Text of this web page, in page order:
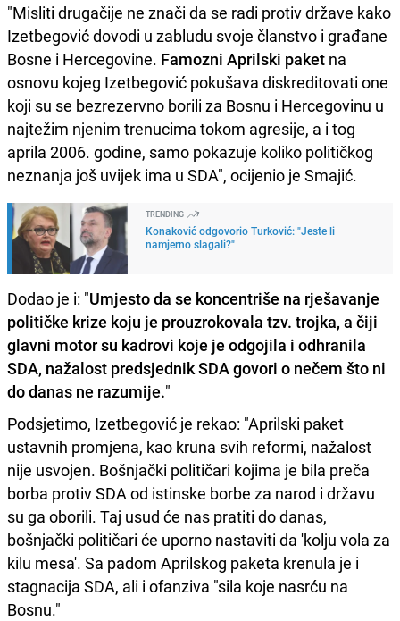
"Misliti drugačije ne znači da se radi protiv države kako
Izetbegović dovodi u zabludu svoje članstvo i građane
Bosne i Hercegovine. Famozni Aprilski paket na
osnovu kojeg Izetbegović pokušava diskreditovati one
koji su se bezrezervno borili za Bosnu i Hercegovinu u
najtežim njenim trenucima tokom agresije, a i tog
aprila 2006. godine, samo pokazuje koliko političkog
neznanja još uvijek ima u SDA", ocijenio je Smajić.
TRENDING
Konaković odgovorio Turković: "Jeste li
namjerno slagali?"
Dodao je i: "Umjesto da se koncentriše na rješavanje
političke krize koju je prouzrokovala tzv. trojka, a čiji
glavni motor su kadrovi koje je odgojila i odhranila
SDA, nažalost predsjednik SDA govori o nečem što ni
do danas ne razumije."
Podsjetimo, Izetbegović je rekao: "Aprilski paket
ustavnih promjena, kao kruna svih reformi, nažalost
nije usvojen. Bošnjački političari kojima je bila preča
borba protiv SDA od istinske borbe za narod i državu
su ga oborili. Taj usud će nas pratiti do danas,
bošnjački političari će uporno nastaviti da 'kolju vola za
kilu mesa'. Sa padom Aprilskog paketa krenula je i
stagnacija SDA, ali i ofanziva "sila koje nasrću na
Bosnu."